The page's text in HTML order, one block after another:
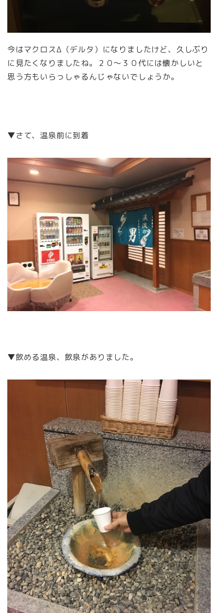
今はマクロスΔ（デルタ）になりましたけど、久しぶり
に見たくなりましたね。２０～３０代には懐かしいと
思う方もいらっしゃるんじゃないでしょうか。
▼さて、温泉前に到着
▼飲める温泉、飲泉がありました。